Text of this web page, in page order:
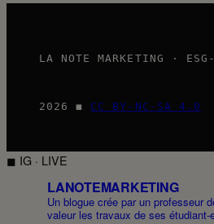
LA NOTE MARKETING · ESG-
2026 ◼ CC BY-NC-SA 4.0
◼ IG · LIVE
LANOTEMARKETING
Un blogue crée par un professeur
valeur les travaux de ses étudiant-